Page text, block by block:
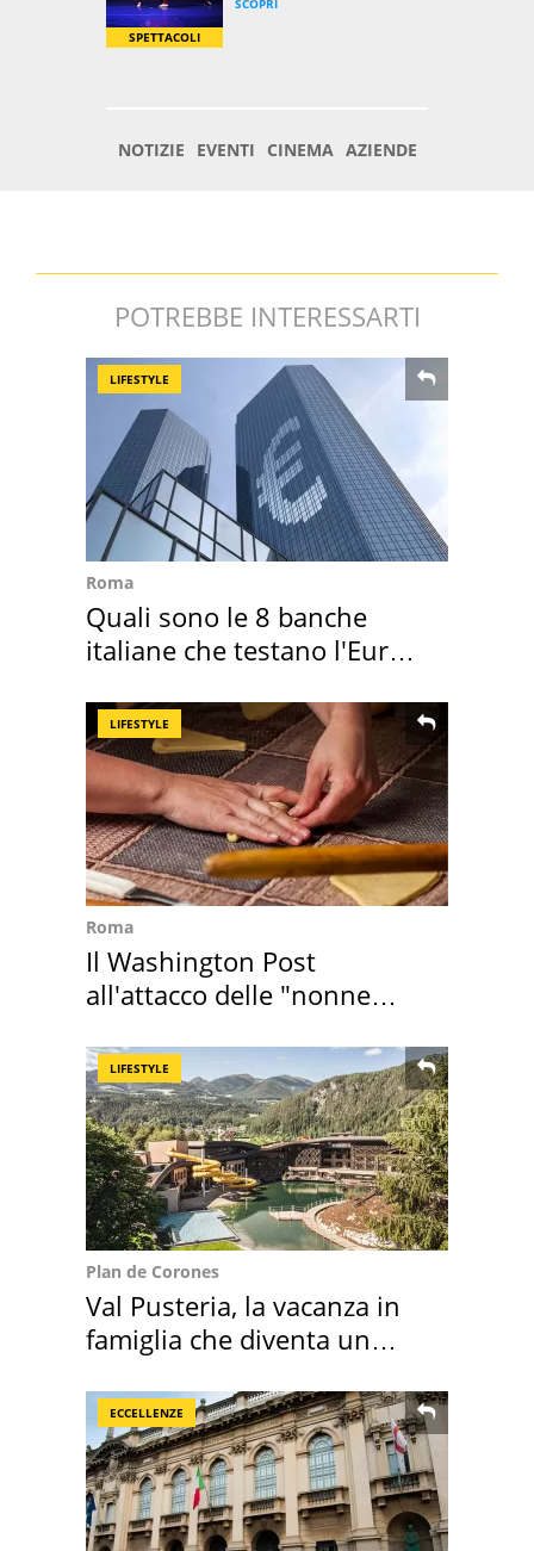
POTREBBE INTERESSARTI
LIFESTYLE
Roma
Quali sono le 8 banche
italiane che testano l'Euro
LIFESTYLE
Roma
Il Washington Post
all'attacco delle "nonne
LIFESTYLE
Plan de Corones
Val Pusteria, la vacanza in
famiglia che diventa un
ECCELLENZE